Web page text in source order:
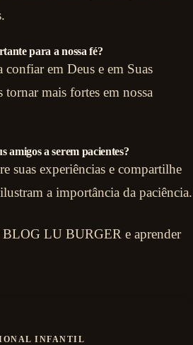
para a nossa fé?
confiar em Deus e em Suas
tornar mais fortes em nossa
amigos a serem pacientes?
suas experiências e compartilhe
a importância da paciência.
BLOG LU BURGER e aprender
INFANTIL